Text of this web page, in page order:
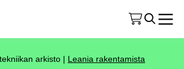
arkisto | Leania rakentamista